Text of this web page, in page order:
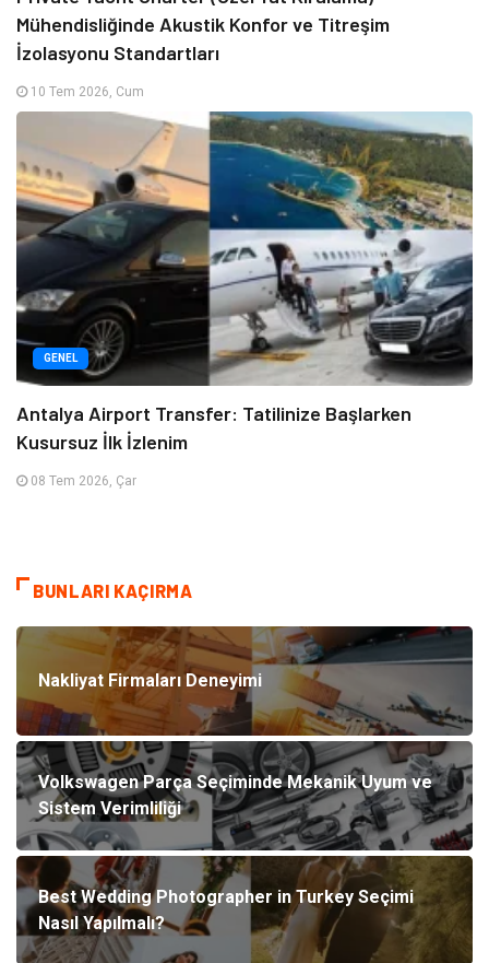
Mühendisliğinde Akustik Konfor ve Titreşim
İzolasyonu Standartları
10 Tem 2026, Cum
GENEL
Antalya Airport Transfer: Tatilinize Başlarken
Kusursuz İlk İzlenim
08 Tem 2026, Çar
BUNLARI KAÇIRMA
Nakliyat Firmaları Deneyimi
Volkswagen Parça Seçiminde Mekanik Uyum ve
Sistem Verimliliği
Best Wedding Photographer in Turkey Seçimi
Nasıl Yapılmalı?